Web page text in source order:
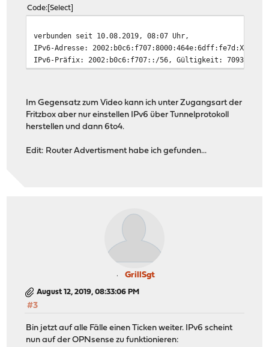
Code Select
verbunden seit 10.08.2019, 08:07 Uhr,
IPv6-Adresse:
IPv6-Präfix: 2002:b0c6:f707::/56, Gültigkeit: 7093/3493s
Im Gegensatz zum Video kann ich unter Zugangsart der
Fritzbox aber nur einstellen IPv6 über Tunnelprotokoll
herstellen und dann 6to4.
Edit: Router Advertisment habe ich gefunden...
GrillSgt
August 12, 2019, 08:33:06 PM
#3
Bin jetzt auf alle Fälle einen Ticken weiter. IPv6 scheint
nun auf der OPNsense zu funktionieren: